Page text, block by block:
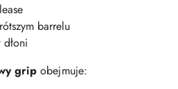
barrelu
gripobejmuje: